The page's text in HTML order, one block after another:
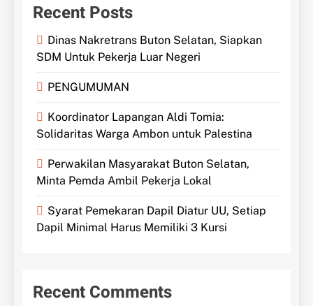
Recent Posts
Dinas Nakretrans Buton Selatan, Siapkan
SDM Untuk Pekerja Luar Negeri
PENGUMUMAN
Koordinator Lapangan Aldi Tomia:
Solidaritas Warga Ambon untuk Palestina
Perwakilan Masyarakat Buton Selatan,
Minta Pemda Ambil Pekerja Lokal
Syarat Pemekaran Dapil Diatur UU, Setiap
Dapil Minimal Harus Memiliki 3 Kursi
Recent Comments